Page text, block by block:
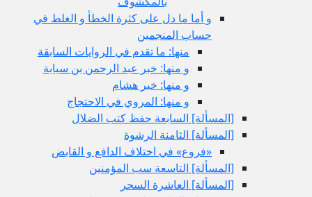
و أما ما دل على كثرة الخطأ و الغلط في
حساب المنجمين
منها: ما تقدم في الروايات السابقة
و منها: خبر عبد الرحمن بن سيابة
و منها: خبر هشام
و منها: المروي في الاحتجاج
[المسألة] السابعة حفظ كتب الضلال
[المسألة] الثامنة الرشوة
«فروع» في اختلاف الدافع و القابض
[المسألة] التاسعة سب المؤمنين
[المسألة] العاشرة السحر